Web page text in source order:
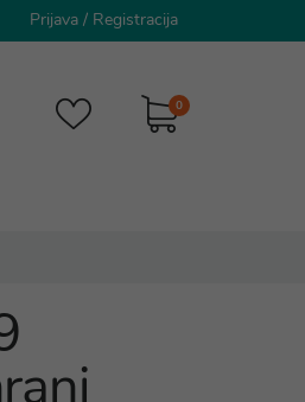
Prijava / Registracija
0